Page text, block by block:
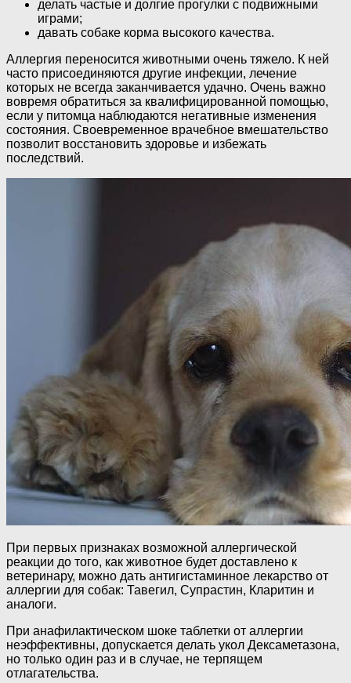
делать частые и долгие прогулки с подвижными
играми;
давать собаке корма высокого качества.
Аллергия переносится животными очень тяжело. К ней
часто присоединяются другие инфекции, лечение
которых не всегда заканчивается удачно. Очень важно
вовремя обратиться за квалифицированной помощью,
если у питомца наблюдаются негативные изменения
состояния. Своевременное врачебное вмешательство
позволит восстановить здоровье и избежать
последствий.
При первых признаках возможной аллергической
реакции до того, как животное будет доставлено к
ветеринару, можно дать антигистаминное лекарство от
аллергии для собак: Тавегил, Супрастин, Кларитин и
аналоги.
При анафилактическом шоке таблетки от аллергии
неэффективны, допускается делать укол Дексаметазона,
но только один раз и в случае, не терпящем
отлагательства.